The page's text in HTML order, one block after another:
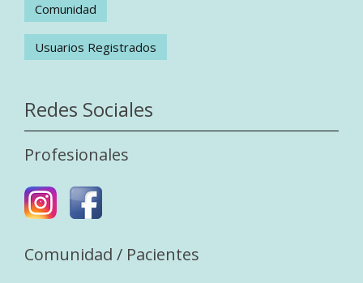
Comunidad
Usuarios Registrados
Redes Sociales
Profesionales
Comunidad / Pacientes